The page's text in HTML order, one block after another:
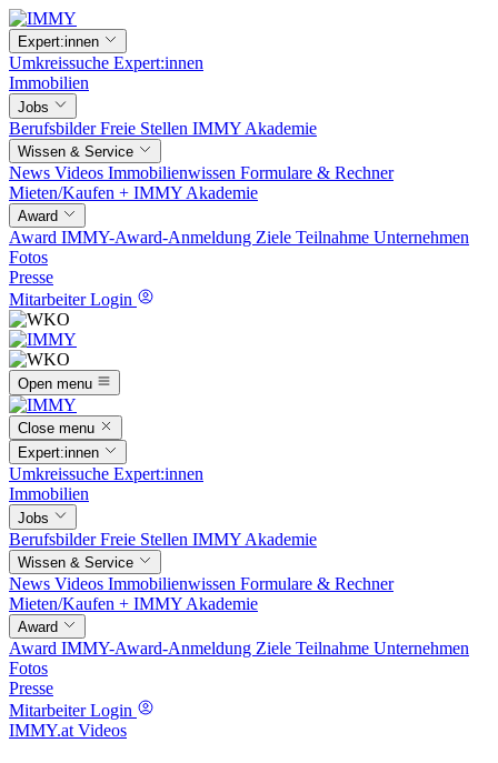
Expert:innen
Umkreissuche Expert:innen
Immobilien
Jobs
BerufsbilderFreie Stellen IMMY Akademie
Wissen & Service
News Videos Immobilienwissen Formulare & Rechner
Mieten/Kaufen + IMMY Akademie
Award
Award IMMY-Award-Anmeldung Ziele Teilnahme Unternehmen
Fotos
Presse
Mitarbeiter Login
Open menu
Close menu
Expert:innen
Umkreissuche Expert:innen
Immobilien
Jobs
BerufsbilderFreie Stellen IMMY Akademie
Wissen & Service
News Videos Immobilienwissen Formulare & Rechner
Mieten/Kaufen + IMMY Akademie
Award
Award IMMY-Award-Anmeldung Ziele Teilnahme Unternehmen
Fotos
Presse
Mitarbeiter Login
IMMY.at Videos